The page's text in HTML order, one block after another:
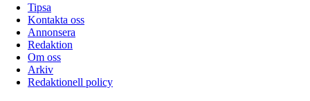
Tipsa
Kontakta oss
Annonsera
Redaktion
Om oss
Arkiv
Redaktionell policy